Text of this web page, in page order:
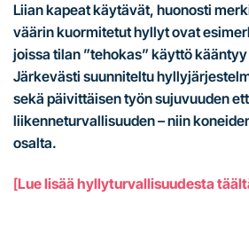
Liian kapeat käytävät, huonosti
väärin kuormitetut hyllyt ovat
joissa tilan ”tehokas” käyttö
Järkevästi suunniteltu
sekä päivittäisen työn sujuvuuden
liikenneturvallisuuden – niin
osalta.
[Lue lisää hyllyturvallisuudesta